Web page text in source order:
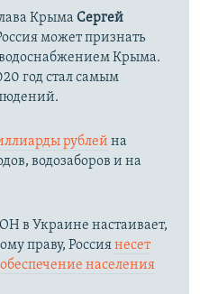
Крыма Сергей
может признать
Крыма.
год стал самым
рублей на
водозаборов и на
в Украине настаивает,
праву, Россиянесет
населения